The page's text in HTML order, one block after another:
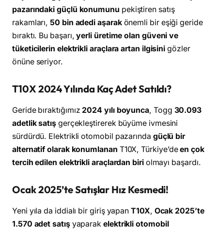
pazarındaki güçlü konumunu pekiştiren satış
rakamları,50 bin adedi aşarakönemli bir eşiği geride
bıraktı. Bu başarı,yerli üretime olan güveni ve
tüketicilerin elektrikli araçlara artan ilgisini gözler
önüne seriyor.
T10X 2024 Yılında Kaç Adet Satıldı?
Geride bıraktığımız 2024 yılı boyunca, Togg 30.093
adetlik satışgerçekleştirerek büyüme ivmesini
sürdürdü. Elektrikli otomobil pazarında güçlü bir
alternatif olarak konumlanan T10X, Türkiye’deen çok
tercih edilen elektrikli araçlardan biriolmayı başardı.
Ocak 2025’te Satışlar Hız Kesmedi!
Yeni yıla da iddialı bir giriş yapan T10X, Ocak 2025’te
1.570 adet satışyaparakelektrikli otomobil